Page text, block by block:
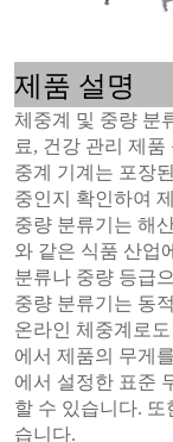
제품 설명
체중계 및 중량 분
료, 건강 관리 제
중계 기계는 포장
중인지 확인하여
중량 분류기는 해
와 같은 식품 산업
분류나 중량 등급
중량 분류기는 동
온라인 체중계로
에서 제품의 무게
에서 설정한 표준
할 수 있습니다.
습니다.